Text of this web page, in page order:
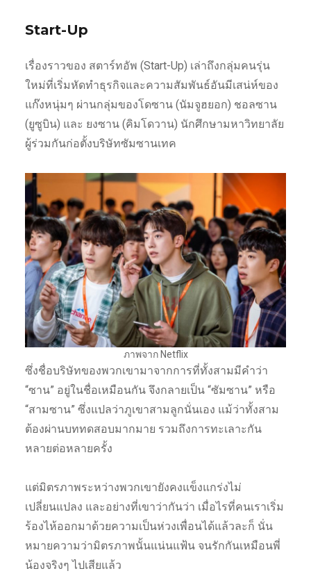
Start-Up
เรื่องราวของ สตาร์ทอัพ (Start-Up) เล่าถึงกลุ่มคนรุ่น
ใหม่ที่เริ่มหัดทำธุรกิจและความสัมพันธ์อันมีเสน่ห์ของ
แก๊งหนุ่มๆ ผ่านกลุ่มของโดซาน (นัมจูฮยอก) ชอลซาน
(ยูซูบิน) และ ยงซาน (คิมโดวาน) นักศึกษามหาวิทยาลัย
ผู้ร่วมกันก่อตั้งบริษัทซัมซานเทค
ภาพจาก Netflix
ซึ่งชื่อบริษัทของพวกเขามาจากการที่ทั้งสามมีคำว่า
“ซาน” อยู่ในชื่อเหมือนกัน จึงกลายเป็น “ซัมซาน” หรือ
“สามซาน” ซึ่งแปลว่าภูเขาสามลูกนั่นเอง แม้ว่าทั้งสาม
ต้องผ่านบททดสอบมากมาย รวมถึงการทะเลาะกัน
หลายต่อหลายครั้ง
แต่มิตรภาพระหว่างพวกเขายังคงแข็งแกร่งไม่
เปลี่ยนแปลง และอย่างที่เขาว่ากันว่า เมื่อไรที่คนเราเริ่ม
ร้องไห้ออกมาด้วยความเป็นห่วงเพื่อนได้แล้วละก็ นั่น
หมายความว่ามิตรภาพนั้นแน่นแฟ้น จนรักกันเหมือนพี่
น้องจริงๆ ไปเสียแล้ว